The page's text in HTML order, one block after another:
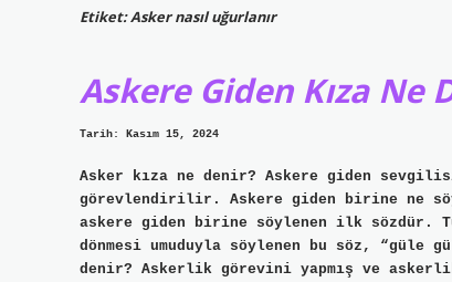
Etiket:Asker nasıl uğurlanır
Askere Giden Kıza Ne
Tarih: Kasım 15, 2024
Asker kıza ne denir? Askere giden
görevlendirilir. Askere giden birine ne
askere giden birine söylenen ilk sözdür.
dönmesi umuduyla söylenen bu söz,
denir? Askerlik görevini yapmış ve